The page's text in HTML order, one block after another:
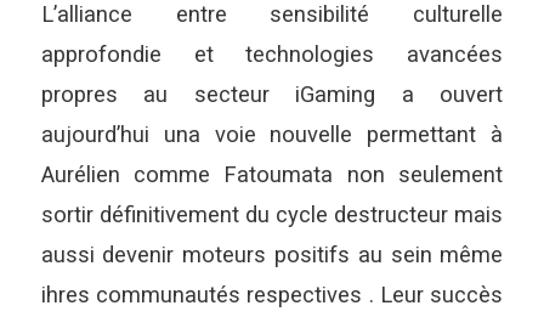
L’alliance entre sensibilité culturelle
approfondie et technologies avancées
propres au secteur iGaming a ouvert
aujourd’hui una voie nouvelle permettant à
Aurélien comme Fatoumata non seulement
sortir définitivement du cycle destructeur mais
aussi devenir moteurs positifs au sein même
ihres communautés respectives . Leur succès